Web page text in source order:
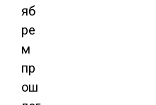
яб
ре
м
пр
ош